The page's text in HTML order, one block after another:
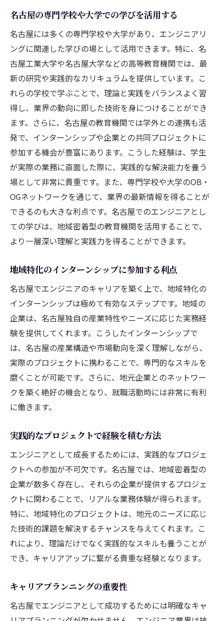
応募書類の作成で重要なポイント
オンラインプラットフォームの活用術
エージェント利用のメリットと注意点
キャリアの転換期に役立つ名古屋のスキルアッ
プ方法
最新技術を学ぶための研修の選び方
オンラインコースを利用した効率的な学習
資格取得に向けた準備と挑戦
名古屋の勉強会やセミナーに参加する
実務経験を活かしたスキルの再構築
キャリアアドバイザーとの相談で見つける
新たな道
名古屋におけるエンジニアのキャリアパスと成
功事例
名古屋でのエンジニアキャリアの多様性
地元企業でのキャリアアップストーリー
名古屋のスタートアップでキャリアを伸ば
す
長期的なビジョンを持つことの意義
地元での貢献を通じたキャリアの確立
名古屋でエンジニアとしての将来性をどう高め
るか
市場の変化を捉えた未来志向のキャリア形
名古屋の技術革新に寄与する姿勢
持続可能なキャリアを築くための戦略
名古屋での企業と共に成長する方法
国際的視点を持ったキャリア設計
名古屋の地域性を活かした独自のポジショ
ン
名古屋でのエンジニア転職の成功ポイント
転職時に注意すべきポイントと戦略
転職活動におけるネットワークの重要性
温故知新を取り入れた転職体験
転職後のキャリア維持と成長の方法
名古屋の専門学校や大学での学びを活用する
名古屋には多くの専門学校や大学があり、エンジニアリ
ングに関連した学びの場として活用できます。特に、名
古屋工業大学や名古屋大学などの高等教育機関では、最
新の研究や実践的なカリキュラムを提供しています。こ
れらの学校で学ぶことで、理論と実践をバランスよく習
得し、業界の動向に即した技術を身につけることができ
ます。さらに、名古屋の教育機関では学外との連携も活
発で、インターンシップや企業との共同プロジェクトに
参加する機会が豊富にあります。こうした経験は、学生
が実際の業務に直面した際に、実践的な解決能力を養う
場として非常に貴重です。また、専門学校や大学のOB・
OGネットワークを通じて、業界の最新情報を得ることが
できるのも大きな利点です。名古屋でのエンジニアとし
ての学びは、地域密着型の教育機関を活用することで、
より一層深い理解と実践力を得ることができます。
地域特化のインターンシップに参加する利点
名古屋でエンジニアのキャリアを築く上で、地域特化の
インターンシップは極めて有効なステップです。地域の
企業は、名古屋独自の産業特性やニーズに応じた実務経
験を提供してくれます。こうしたインターンシップで
は、名古屋の産業構造や市場動向を深く理解しながら、
実際のプロジェクトに携わることで、専門的なスキルを
磨くことが可能です。さらに、地元企業とのネットワー
クを築く絶好の機会となり、就職活動時には非常に有利
に働きます。
実践的なプロジェクトで経験を積む方法
エンジニアとして成長するためには、実践的なプロジェ
クトへの参加が不可欠です。名古屋では、地域密着型の
企業が数多く存在し、それらの企業が提供するプロジェ
クトに関わることで、リアルな業務体験が得られます。
特に、地域特化のプロジェクトは、地元のニーズに応じ
た技術的課題を解決するチャンスを与えてくれます。こ
れにより、理論だけでなく実践的なスキルも養うことが
でき、キャリアアップに繋がる貴重な経験となります。
キャリアプランニングの重要性
名古屋でエンジニアとして成功するためには明確なキャ